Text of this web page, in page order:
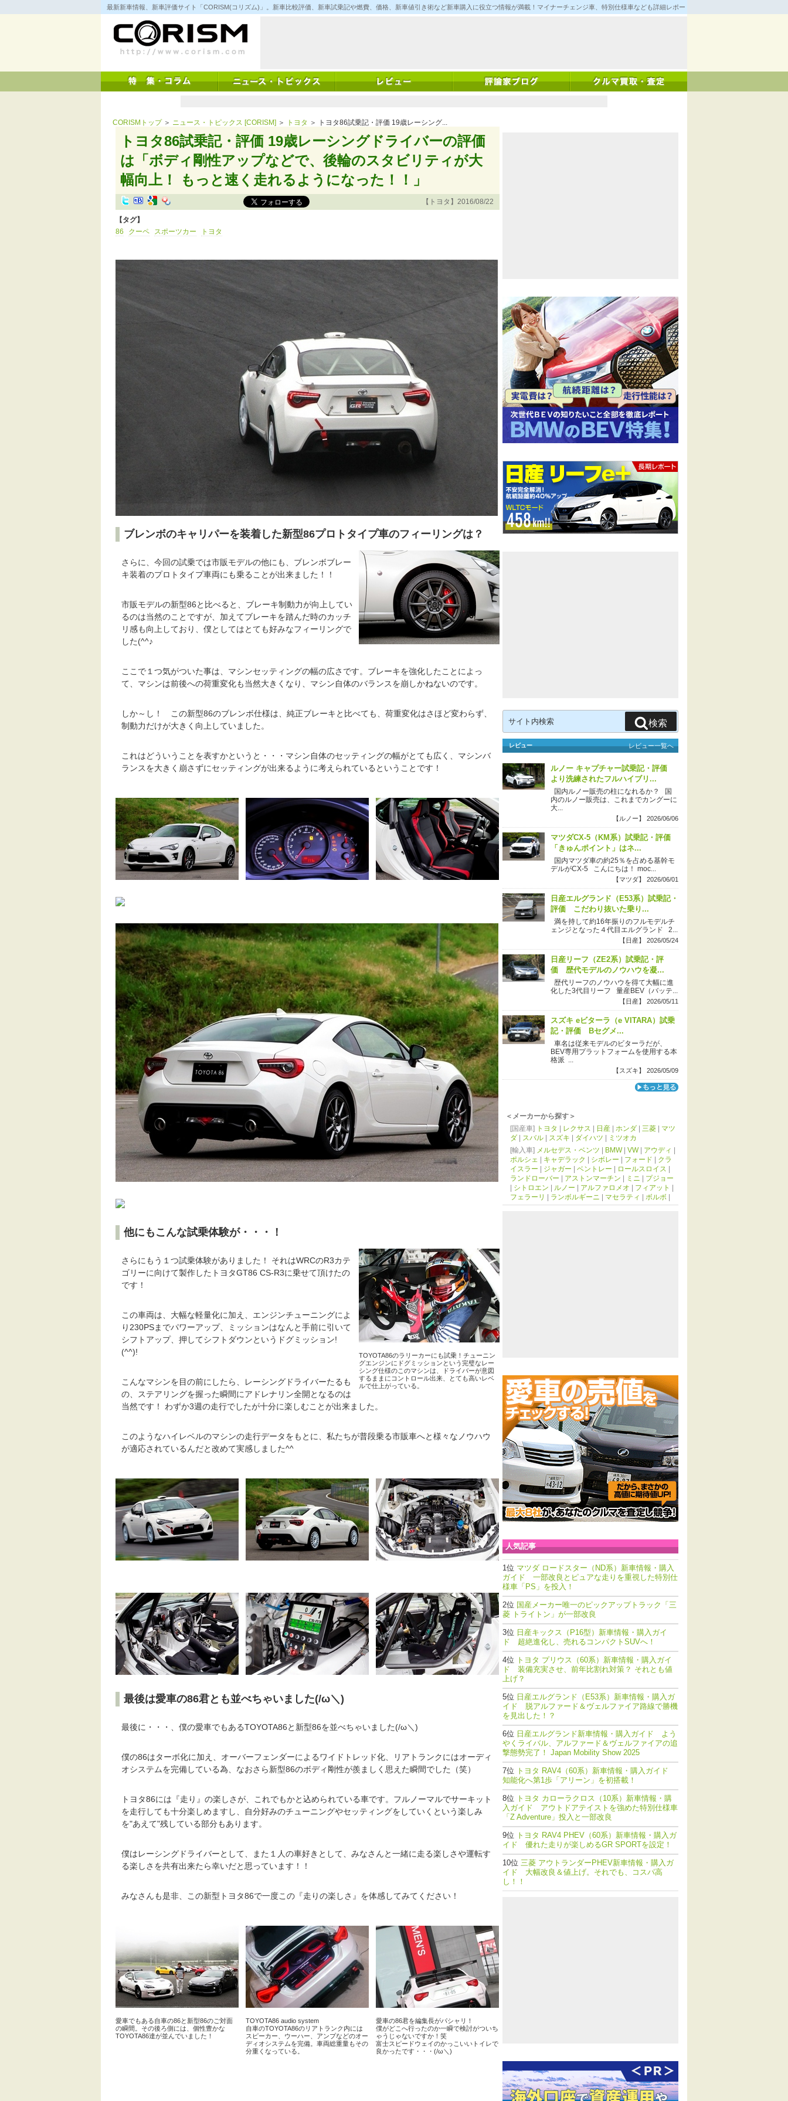
コ
ン
キ
ッ
最新新車情報、新車評価サイト「CORISM(コリズム)」。新車比較評価、新車試乗記や燃費、価格、新車値引き術など新車購入に役立つ情報が満載！マイナーチェンジ車、特別仕様車なども詳細レポート！
CORISMトップ＞ ニュース・トピックス [CORISM] ＞ トヨタ ＞ トヨタ86試乗記・評価 19歳レーシング...
トヨタ86試乗記・評価 19歳レーシングドライバーの評価
は「ボディ剛性アップなどで、後輪のスタビリティが大
幅向上！ もっと速く走れるようになった！！」
【トヨタ】2016/08/22
【タグ】
86
クーペ スポーツカー トヨタ
ブレンボのキャリパーを装着した新型86プロトタイプ車のフィーリングは？
さらに、今回の試乗では市販モデルの他にも、ブレンボブレー
キ装着のプロトタイプ車両にも乗ることが出来ました！！
市販モデルの新型86と比べると、ブレーキ制動力が向上してい
るのは当然のことですが、加えてブレーキを踏んだ時のカッチ
リ感も向上しており、僕としてはとても好みなフィーリングで
した(^^♪
ここで１つ気がついた事は、マシンセッティングの幅の広さです。ブレーキを強化したことによっ
て、マシンは前後への荷重変化も当然大きくなり、マシン自体のバランスを崩しかねないのです。
しか～し！ この新型86のブレンボ仕様は、純正ブレーキと比べても、荷重変化はさほど変わらず、
制動力だけが大きく向上していました。
これはどういうことを表すかというと・・・マシン自体のセッティングの幅がとても広く、マシンバ
ランスを大きく崩さずにセッティングが出来るように考えられているということです！
他にもこんな試乗体験が・・・！
TOYOTA86のラリーカーにも試乗！チューニン
グエンジンにドグミッションという完璧なレー
シング仕様のこのマシンは、ドライバーが意図
するままにコントロール出来、とても高いレベ
ルで仕上がっている。
さらにもう１つ試乗体験がありました！ それはWRCのR3カテ
ゴリーに向けて製作したトヨタGT86 CS-R3に乗せて頂けたの
です！
この車両は、大幅な軽量化に加え、エンジンチューニングによ
り230PSまでパワーアップ、ミッションはなんと手前に引いて
シフトアップ、押してシフトダウンというドグミッション!
(^^)!
こんなマシンを目の前にしたら、レーシングドライバーたるも
の、ステアリングを握った瞬間にアドレナリン全開となるのは
当然です！ わずか3週の走行でしたが十分に楽しむことが出来ました。
このようなハイレベルのマシンの走行データをもとに、私たちが普段乗る市販車へと様々なノウハウ
が適応されているんだと改めて実感しました^^
最後は愛車の86君とも並べちゃいました(/ω＼)
最後に・・・、僕の愛車でもあるTOYOTA86と新型86を並べちゃいました(/ω＼)
僕の86はターボ化に加え、オーバーフェンダーによるワイドトレッド化、リアトランクにはオーディ
オシステムを完備している為、なおさら新型86のボディ剛性が羨ましく思えた瞬間でした（笑）
トヨタ86には『走り』の楽しさが、これでもかと込められている車です。フルノーマルでサーキット
を走行しても十分楽しめますし、自分好みのチューニングやセッティングをしていくという楽しみ
を"あえて"残している部分もあります。
僕はレーシングドライバーとして、また１人の車好きとして、みなさんと一緒に走る楽しさや運転す
る楽しさを共有出来たら幸いだと思っています！！
みなさんも是非、この新型トヨタ86で一度この『走りの楽しさ』を体感してみてください！
愛車でもある自車の86と新型86のご対面
の瞬間。その後ろ側には、個性豊かな
TOYOTA86達が並んでいました！
TOYOTA86 audio system
自車のTOYOTA86のリアトランク内には
スピーカー、ウーハー、アンプなどのオー
ディオシステムを完備。車両総重量もその
分重くなっている。
愛車の86君を編集長がパシャリ！
僕がどこへ行ったのか一瞬で検討がついち
ゃうじゃないですか！笑
富士スピードウェイのかっこいいトイレで
良かったです・・・(/ω＼)
索:
検索
レビュー レビュー一覧へ
ルノー キャプチャー試乗記・評価
より洗練されたフルハイブリ...
国内ルノー販売の柱になれるか？ 国
内のルノー販売は、これまでカングーに
大...
【ルノー】 2026/06/06
マツダCX-5（KM系）試乗記・評価
「きゅんポイント」はネ...
国内マツダ車の約25％を占める基幹モ
デルがCX-5 こんにちは！ moc...
【マツダ】 2026/06/01
日産エルグランド（E53系）試乗記・
評価 こだわり抜いた乗り...
満を持して約16年振りのフルモデルチ
ェンジとなった４代目エルグランド 2...
【日産】 2026/05/24
日産リーフ（ZE2系）試乗記・評
価 歴代モデルのノウハウを凝...
歴代リーフのノウハウを得て大幅に進
化した3代目リーフ 量産BEV（バッテ...
【日産】 2026/05/11
スズキ eビターラ（e VITARA）試乗
記・評価 Bセグメ...
車名は従来モデルのビターラだが、
BEV専用プラットフォームを使用する本
格派 ...
【スズキ】 2026/05/09
＜メーカーから探す＞
[国産車] トヨタ レクサス 日産 ホンダ 三菱
マツ
ダ
スバル スズキ ダイハツ
ミツオカ
[輸入車] メルセデス・ベンツ BMW| VW| アウディ
ポルシェ
キャデラック シボレー フォード
クラ
イスラー
ジャガー ベントレー ロールスロイス
ランドローバー
アストンマーチン ミニ
プジョー
シトロエン ルノー アルファロメオ フィアット
フェラーリ
ランボルギーニ マセラティ ボルボ
人気記事
マツダ ロードスター（ND系）新車情報・購入
ガイド 一部改良とピュアな走りを重視した特別仕
様車「PS」を投入！
国産メーカー唯一のピックアップトラック「三
菱 トライトン」が一部改良
日産キックス（P16型）新車情報・購入ガイ
ド 超絶進化し、売れるコンパクトSUVへ！
トヨタ プリウス（60系）新車情報・購入ガイ
ド 装備充実させ、前年比割れ対策？ それとも値
上げ？
日産エルグランド（E53系）新車情報・購入ガ
イド 脱アルファード＆ヴェルファイア路線で勝機
を見出した！？
日産エルグランド新車情報・購入ガイド よう
やくライバル、アルファード＆ヴェルファイアの追
撃態勢完了！ Japan Mobility Show 2025
トヨタ RAV4（60系）新車情報・購入ガイド
知能化へ第1歩「アリーン」を初搭載！
トヨタ カローラクロス（10系）新車情報・購
入ガイド アウトドアテイストを強めた特別仕様車
「Z Adventure」投入と一部改良
トヨタ RAV4 PHEV（60系）新車情報・購入ガ
イド 優れた走りが楽しめるGR SPORTを設定！
三菱 アウトランダーPHEV新車情報・購入ガ
イド 大幅改良＆値上げ。それでも、コスパ高
し！！